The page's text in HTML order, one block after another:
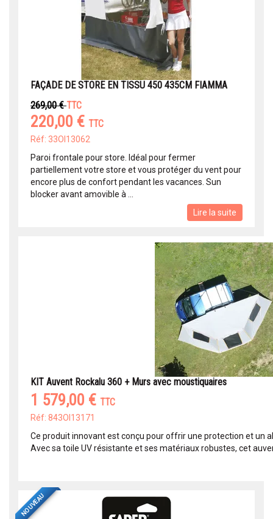
FAÇADE DE STORE EN TISSU 450 435CM FIAMMA
269,00 €TTC
220,00 € TTC
Réf: 33OI13062
Paroi frontale pour store. Idéal pour fermer
partiellement votre store et vous protéger du vent pour
encore plus de confort pendant les vacances. Sun
blocker avant amovible à ...
Lire la suite
KIT Auvent Rockalu 360 + Murs avec moustiquaires
1 579,00 € TTC
Réf: 843OI13171
Ce produit innovant est conçu pour offrir une protection et un
Avec sa toile UV résistante et ses matériaux robustes, cet
NOUVEAU